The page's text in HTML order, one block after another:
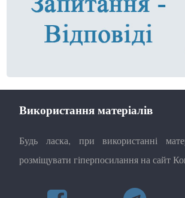
Використання матеріалів
Будь ласка, при використанні
розміщувати гіперпосилання на сайт